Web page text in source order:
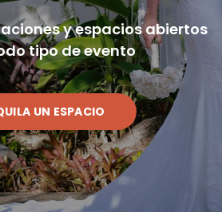
y espacios abiertos
tipo de evento
UN ESPACIO